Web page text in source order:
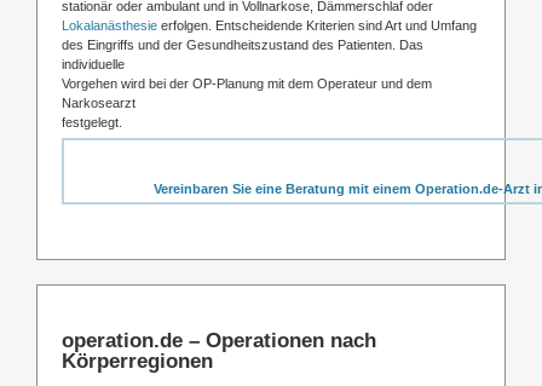
stationär oder ambulant und in Vollnarkose, Dämmerschlaf oder
Lokalanästhesie erfolgen. Entscheidende Kriterien sind Art und Umfang
des Eingriffs und der Gesundheitszustand des Patienten. Das
individuelle
Vorgehen wird bei der OP-Planung mit dem Operateur und dem
Narkosearzt
festgelegt.
Vereinbaren Sie eine Beratung mit einem Operation.de-Arzt
operation.de – Operationen nach
Körperregionen